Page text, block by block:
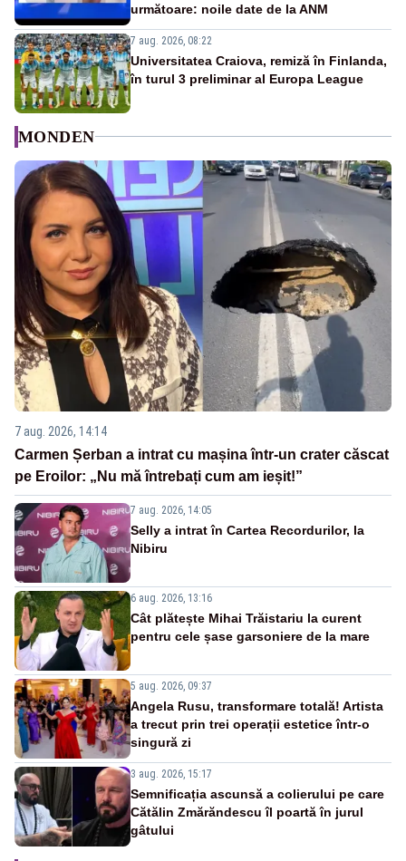
următoare: noile date de la ANM
7 aug. 2026, 08:22
Universitatea Craiova, remiză în Finlanda,
în turul 3 preliminar al Europa League
MONDEN
7 aug. 2026, 14:14
Carmen Șerban a intrat cu mașina într-un crater căscat
pe Eroilor: „Nu mă întrebați cum am ieșit!”
7 aug. 2026, 14:05
Selly a intrat în Cartea Recordurilor, la
Nibiru
6 aug. 2026, 13:16
Cât plătește Mihai Trăistariu la curent
pentru cele șase garsoniere de la mare
5 aug. 2026, 09:37
Angela Rusu, transformare totală! Artista
a trecut prin trei operații estetice într-o
singură zi
3 aug. 2026, 15:17
Semnificația ascunsă a colierului pe care
Cătălin Zmărăndescu îl poartă în jurul
gâtului